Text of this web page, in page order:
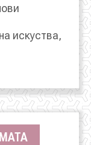
искуства,